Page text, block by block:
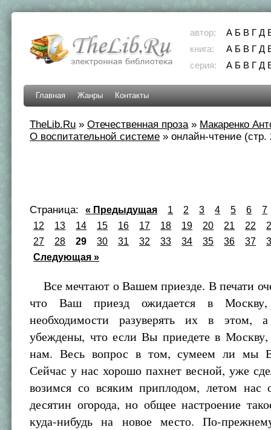
автор: А Б В Г Д
книга:
А Б В Г Д
серия:
А Б В Г Д
Главная Жанры Контакты
TheLib.Ru »Отечественная проза» Макаренко
О воспитательной системе »онлайн-чтение (стр.
Страница: « Предыдущая 1 2 3 4 5 6
7
12
13 14 15 16 17 18 19 20 21 22
27
28 29 30 31 32 33 34 35 36 37
Следующая »
Все мечтают о Вашем приезде. В печати
что Ваш приезд ожидается в
необходимости разуверять их в этом,
убеждены, что если Вы приедете в Москву,
нам. Весь вопрос в том, сумеем ли мы
Сейчас у нас хорошо пахнет весной, уже
возимся со всяким приплодом, летом нас
десятин огорода, но общее настроение
куда-нибудь на новое место. По-